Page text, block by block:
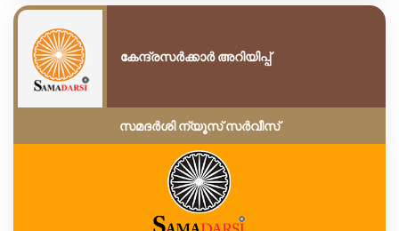
കേന്ദ്രസർക്കാർ അറിയിപ്പ്
സമദർശി ന്യൂസ് സർവീസ്